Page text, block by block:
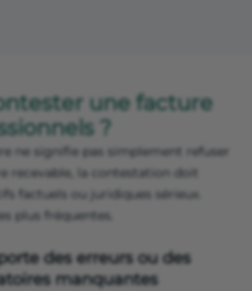
une facture
?
ne signifie pas simplement refuser
recevable, la contestation doit
factuels ou juridiques sérieux.
plus fréquentes.
des erreurs ou des
manquantes